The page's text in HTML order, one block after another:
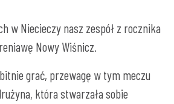
w Niecieczy nasz zespół z rocznika
Nowy Wiśnicz.
grać, przewagę w tym meczu
która stwarzała sobie